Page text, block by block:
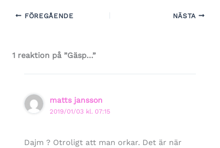
FÖREGÅENDE NÄSTA
1 reaktion på ”Gäsp…”
matts jansson
2019/01/03 kl. 07:15
Dajm ? Otroligt att man orkar. Det är när